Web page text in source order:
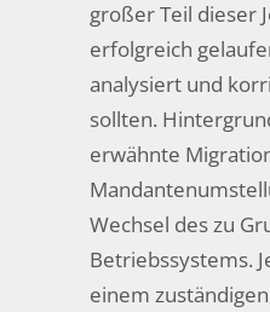
großer Teil dieser
erfolgreich
analysiert und
sollten.
erwähnte
Wechsel des zu
Betriebssystems.
einem